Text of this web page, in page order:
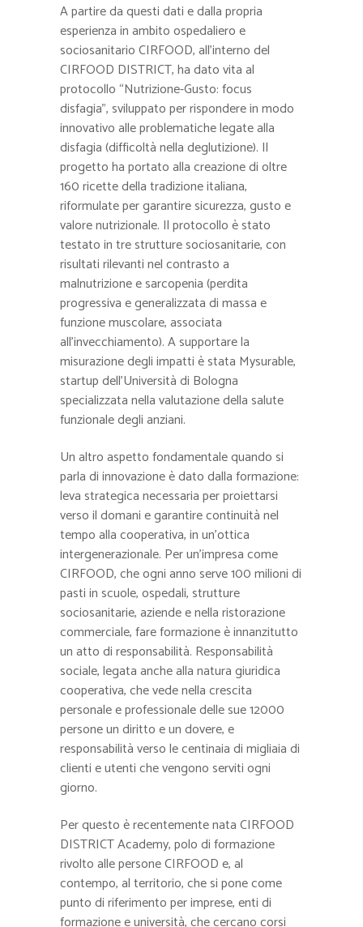
A partire da questi dati e dalla propria
esperienza in ambito ospedaliero e
sociosanitario CIRFOOD, all’interno del
CIRFOOD DISTRICT, ha dato vita al
protocollo “Nutrizione-Gusto: focus
disfagia”, sviluppato per rispondere in modo
innovativo alle problematiche legate alla
disfagia (difficoltà nella deglutizione). Il
progetto ha portato alla creazione di oltre
160 ricette della tradizione italiana,
riformulate per garantire sicurezza, gusto e
valore nutrizionale. Il protocollo è stato
testato in tre strutture sociosanitarie, con
risultati rilevanti nel contrasto a
malnutrizione e sarcopenia (perdita
progressiva e generalizzata di massa e
funzione muscolare, associata
all’invecchiamento). A supportare la
misurazione degli impatti è stata Mysurable,
startup dell’Università di Bologna
specializzata nella valutazione della salute
funzionale degli anziani.
Un altro aspetto fondamentale quando si
parla di innovazione è dato dalla formazione:
leva strategica necessaria per proiettarsi
verso il domani e garantire continuità nel
tempo alla cooperativa, in un’ottica
intergenerazionale. Per un’impresa come
CIRFOOD, che ogni anno serve 100 milioni di
pasti in scuole, ospedali, strutture
sociosanitarie, aziende e nella ristorazione
commerciale, fare formazione è innanzitutto
un atto di responsabilità. Responsabilità
sociale, legata anche alla natura giuridica
cooperativa, che vede nella crescita
personale e professionale delle sue 12000
persone un diritto e un dovere, e
responsabilità verso le centinaia di migliaia di
clienti e utenti che vengono serviti ogni
giorno.
Per questo è recentemente nata CIRFOOD
DISTRICT Academy, polo di formazione
rivolto alle persone CIRFOOD e, al
contempo, al territorio, che si pone come
punto di riferimento per imprese, enti di
formazione e università, che cercano corsi